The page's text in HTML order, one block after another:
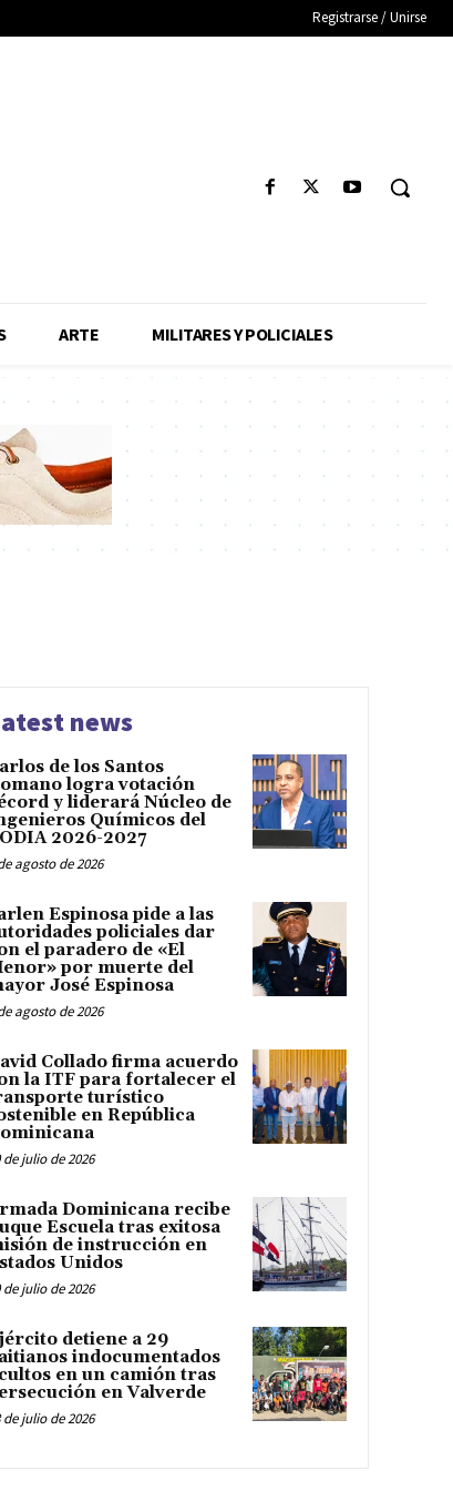
Registrarse / Unirse
ARTE MILITARES Y POLICIALES
news
de los Santos
logra votación
y liderará Núcleo de
Químicos del
2026-2027
agosto de 2026
Espinosa pide a las
policiales dar
el paradero de «El
por muerte del
José Espinosa
agosto de 2026
Collado firma acuerdo
la ITF para fortalecer el
turístico
en República
de julio de 2026
Dominicana recibe
Escuela tras exitosa
de instrucción en
Unidos
de julio de 2026
detiene a 29
indocumentados
en un camión tras
en Valverde
de julio de 2026